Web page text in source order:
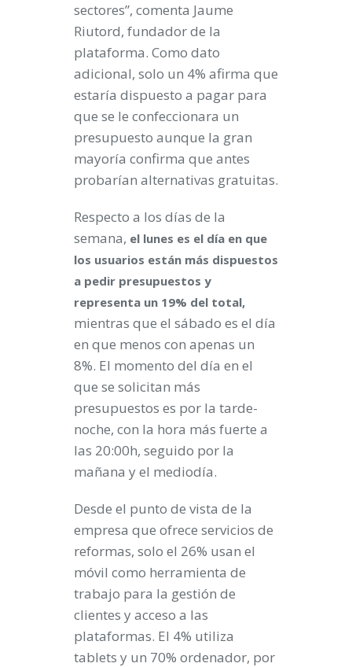
sectores”, comenta Jaume
Riutord, fundador de la
plataforma. Como dato
adicional, solo un 4% afirma que
estaría dispuesto a pagar para
que se le confeccionara un
presupuesto aunque la gran
mayoría confirma que antes
probarían alternativas gratuitas.
Respecto a los días de la
semana, el lunes es el día en que
los usuarios están más dispuestos
a pedir presupuestos y
representa un 19% del total,
mientras que el sábado es el día
en que menos con apenas un
8%. El momento del día en el
que se solicitan más
presupuestos es por la tarde-
noche, con la hora más fuerte a
las 20:00h, seguido por la
mañana y el mediodía.
Desde el punto de vista de la
empresa que ofrece servicios de
reformas, solo el 26% usan el
móvil como herramienta de
trabajo para la gestión de
clientes y acceso a las
plataformas. El 4% utiliza
tablets y un 70% ordenador, por